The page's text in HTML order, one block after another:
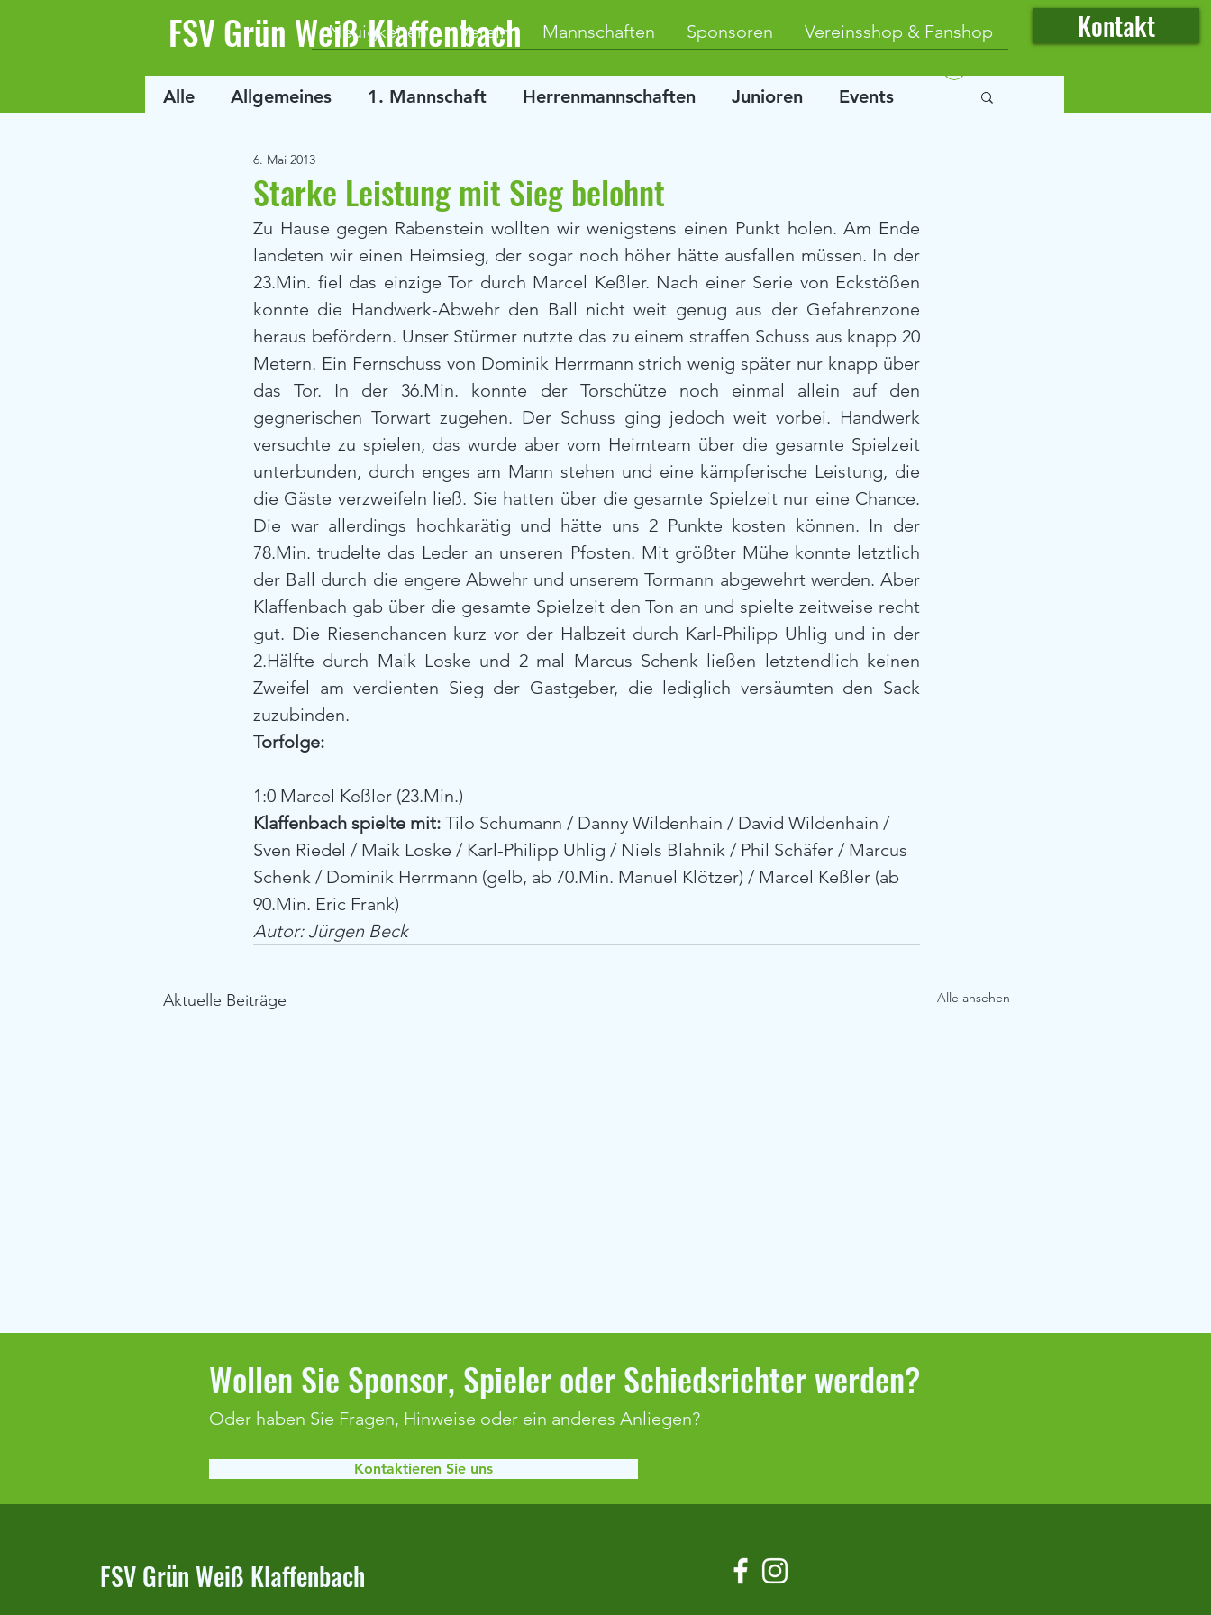
FSV Grün Weiß Klaffenbach
Neuigkeiten Verein Mannschaften Sponsoren Vereinsshop & Fanshop Kontakt
Alle
Allgemeines 1. Mannschaft Herrenmannschaften Junioren Events
Starke Leistung mit Sieg belohnt
6. Mai 2013
Zu Hause gegen Rabenstein wollten wir wenigstens einen Punkt holen. Am Ende
landeten wir einen Heimsieg, der sogar noch höher hätte ausfallen müssen. In der
23.Min. fiel das einzige Tor durch Marcel Keßler. Nach einer Serie von Eckstößen
konnte die Handwerk-Abwehr den Ball nicht weit genug aus der Gefahrenzone
heraus befördern. Unser Stürmer nutzte das zu einem straffen Schuss aus knapp 20
Metern. Ein Fernschuss von Dominik Herrmann strich wenig später nur knapp über
das Tor. In der 36.Min. konnte der Torschütze noch einmal allein auf den
gegnerischen Torwart zugehen. Der Schuss ging jedoch weit vorbei. Handwerk
versuchte zu spielen, das wurde aber vom Heimteam über die gesamte Spielzeit
unterbunden, durch enges am Mann stehen und eine kämpferische Leistung, die
die Gäste verzweifeln ließ. Sie hatten über die gesamte Spielzeit nur eine Chance.
Die war allerdings hochkarätig und hätte uns 2 Punkte kosten können. In der
78.Min. trudelte das Leder an unseren Pfosten. Mit größter Mühe konnte letztlich
der Ball durch die engere Abwehr und unserem Tormann abgewehrt werden. Aber
Klaffenbach gab über die gesamte Spielzeit den Ton an und spielte zeitweise recht
gut. Die Riesenchancen kurz vor der Halbzeit durch Karl-Philipp Uhlig und in der
2.Hälfte durch Maik Loske und 2 mal Marcus Schenk ließen letztendlich keinen
Zweifel am verdienten Sieg der Gastgeber, die lediglich versäumten den Sack
zuzubinden.
Torfolge:
1:0 Marcel Keßler (23.Min.)
Klaffenbach spielte mit: Tilo Schumann / Danny Wildenhain / David Wildenhain /
Sven Riedel / Maik Loske / Karl-Philipp Uhlig / Niels Blahnik / Phil Schäfer / Marcus
Schenk / Dominik Herrmann (gelb, ab 70.Min. Manuel Klötzer) / Marcel Keßler (ab
90.Min. Eric Frank)
Autor: Jürgen Beck
Aktuelle Beiträge Alle ansehen
Duralin-Cup & Optimum Cup 2026
Klaffenbach bleibt weiter
Wollen Sie Sponsor, Spieler oder Schiedsrichter werden?
Oder haben Sie Fragen, Hinweise oder ein anderes Anliegen?
Kontaktieren Sie uns
FSV Grün Weiß Klaffenbach